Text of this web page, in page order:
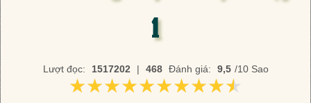
1
Lượt đọc: 1517202 | 468 Đánh giá: 9,5 /10 Sao
★★★★★★★★★★
★★★★★★★★★★